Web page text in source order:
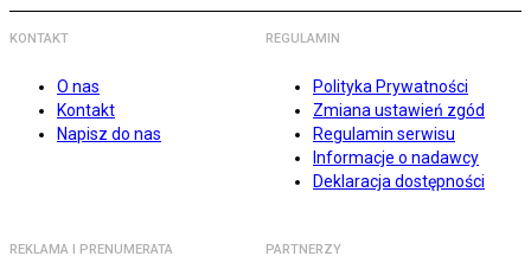
KONTAKT
O nas
Kontakt
Napisz do nas
REGULAMIN
Polityka Prywatności
Zmiana ustawień zgód
Regulamin serwisu
Informacje o nadawcy
Deklaracja dostępności
REKLAMA I PRENUMERATA PARTNERZY